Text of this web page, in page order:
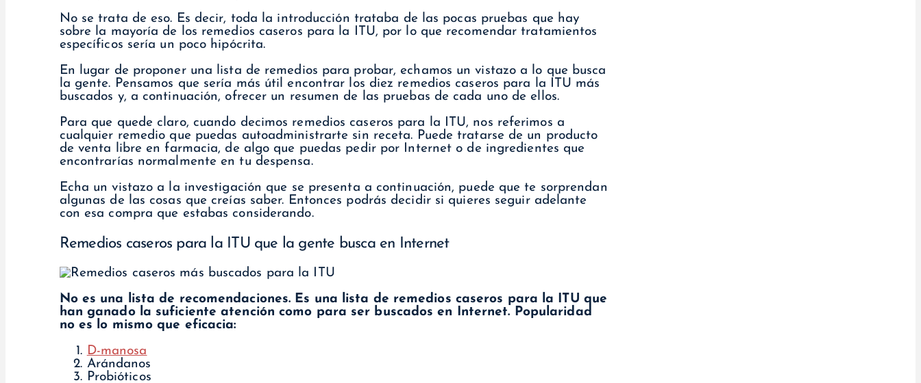
No se trata de eso. Es decir, toda la introducción trataba de las pocas pruebas que hay
sobre la mayoría de los remedios caseros para la ITU, por lo que recomendar tratamientos
específicos sería un poco hipócrita.
En lugar de proponer una lista de remedios para probar, echamos un vistazo a lo que busca
la gente. Pensamos que sería más útil encontrar los diez remedios caseros para la ITU más
buscados y, a continuación, ofrecer un resumen de las pruebas de cada uno de ellos.
Para que quede claro, cuando decimos remedios caseros para la ITU, nos referimos a
cualquier remedio que puedas autoadministrarte sin receta. Puede tratarse de un producto
de venta libre en farmacia, de algo que puedas pedir por Internet o de ingredientes que
encontrarías normalmente en tu despensa.
Echa un vistazo a la investigación que se presenta a continuación, puede que te sorprendan
algunas de las cosas que creías saber. Entonces podrás decidir si quieres seguir adelante
con esa compra que estabas considerando.
Remedios caseros para la ITU que la gente busca en Internet
No es una lista de recomendaciones. Es una lista de remedios caseros para la ITU que
han ganado la suficiente atención como para ser buscados en Internet. Popularidad
no es lo mismo que eficacia:
D-manosa
Arándanos
Probióticos